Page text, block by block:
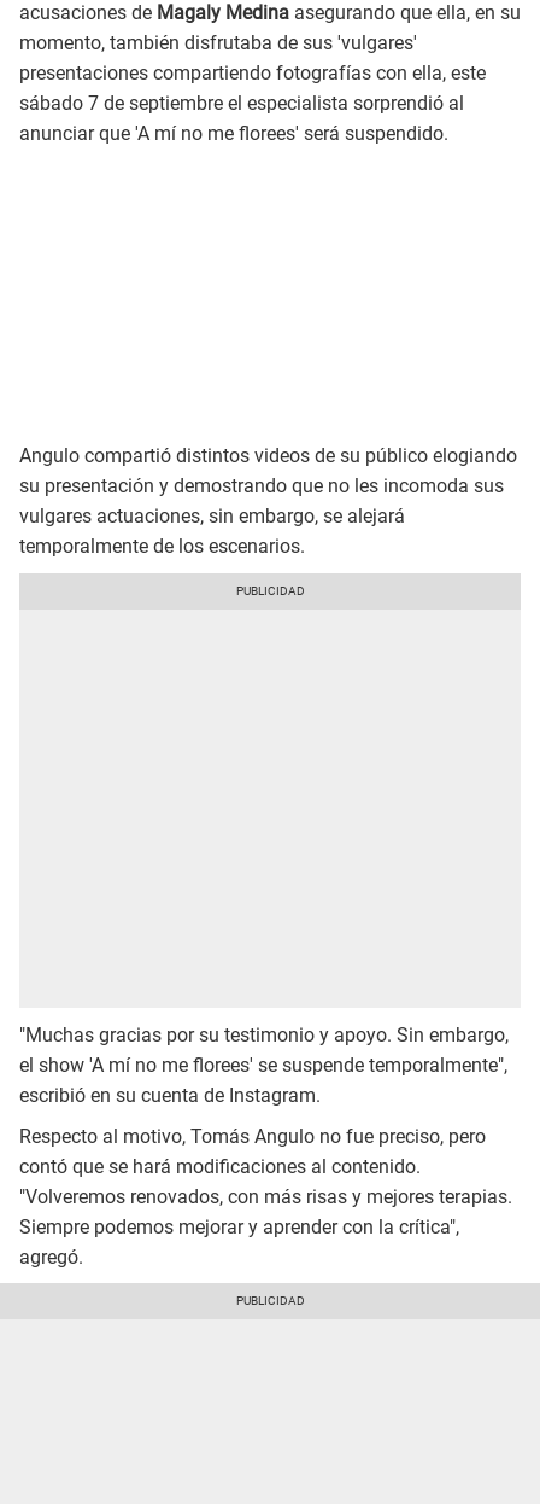
acusaciones de Magaly Medina asegurando que ella, en su
momento, también disfrutaba de sus 'vulgares'
presentaciones compartiendo fotografías con ella, este
sábado 7 de septiembre el especialista sorprendió al
anunciar que 'A mí no me florees' será suspendido.
Angulo compartió distintos videos de su público elogiando
su presentación y demostrando que no les incomoda sus
vulgares actuaciones, sin embargo, se alejará
temporalmente de los escenarios.
"Muchas gracias por su testimonio y apoyo. Sin embargo,
el show 'A mí no me florees' se suspende temporalmente",
escribió en su cuenta de Instagram.
Respecto al motivo, Tomás Angulo no fue preciso, pero
contó que se hará modificaciones al contenido.
"Volveremos renovados, con más risas y mejores terapias.
Siempre podemos mejorar y aprender con la crítica",
agregó.